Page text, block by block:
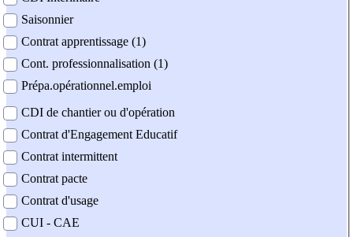
Saisonnier
Contrat apprentissage (1)
Cont. professionnalisation (1)
Prépa.opérationnel.emploi
CDI de chantier ou d'opération
Contrat d'Engagement Educatif
Contrat intermittent
Contrat pacte
Contrat d'usage
CUI - CAE